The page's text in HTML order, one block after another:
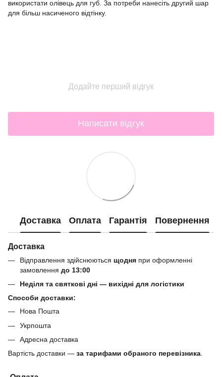
використати олівець для губ. За потреби нанесіть другий шар
для більш насиченого відтінку.
Додайте перший відгук
Написати відгук
Доставка Оплата Гарантія Повернення
Доставка
Відправлення здійснюються щодня при оформленні
замовлення до 13:00
Неділя та святкові дні — вихідні для логістики
Способи доставки:
Нова Пошта
Укрпошта
Адресна доставка
Вартість доставки — за тарифами обраного перевізника.